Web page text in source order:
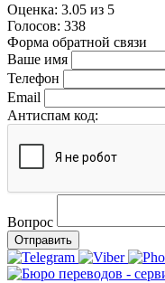
Оценка: 3.05 из 5
Голосов: 338
Форма обратной связи
Ваше имя
Телефон
Email
Антиспам код:
Вопрос
Отправить